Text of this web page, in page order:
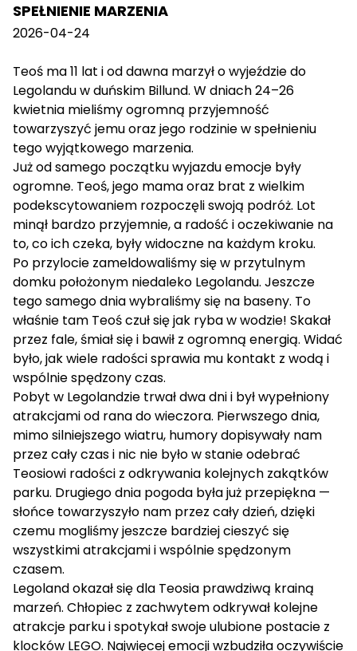
SPEŁNIENIE MARZENIA
2026-04-24
Teoś ma 11 lat i od dawna marzył o wyjeździe do
Legolandu w duńskim Billund. W dniach 24–26
kwietnia mieliśmy ogromną przyjemność
towarzyszyć jemu oraz jego rodzinie w spełnieniu
tego wyjątkowego marzenia.
Już od samego początku wyjazdu emocje były
ogromne. Teoś, jego mama oraz brat z wielkim
podekscytowaniem rozpoczęli swoją podróż. Lot
minął bardzo przyjemnie, a radość i oczekiwanie na
to, co ich czeka, były widoczne na każdym kroku.
Po przylocie zameldowaliśmy się w przytulnym
domku położonym niedaleko Legolandu. Jeszcze
tego samego dnia wybraliśmy się na baseny. To
właśnie tam Teoś czuł się jak ryba w wodzie! Skakał
przez fale, śmiał się i bawił z ogromną energią. Widać
było, jak wiele radości sprawia mu kontakt z wodą i
wspólnie spędzony czas.
Pobyt w Legolandzie trwał dwa dni i był wypełniony
atrakcjami od rana do wieczora. Pierwszego dnia,
mimo silniejszego wiatru, humory dopisywały nam
przez cały czas i nic nie było w stanie odebrać
Teosiowi radości z odkrywania kolejnych zakątków
parku. Drugiego dnia pogoda była już przepiękna —
słońce towarzyszyło nam przez cały dzień, dzięki
czemu mogliśmy jeszcze bardziej cieszyć się
wszystkimi atrakcjami i wspólnie spędzonym
czasem.
Legoland okazał się dla Teosia prawdziwą krainą
marzeń. Chłopiec z zachwytem odkrywał kolejne
atrakcje parku i spotykał swoje ulubione postacie z
klocków LEGO. Najwięcej emocji wzbudziła oczywiście